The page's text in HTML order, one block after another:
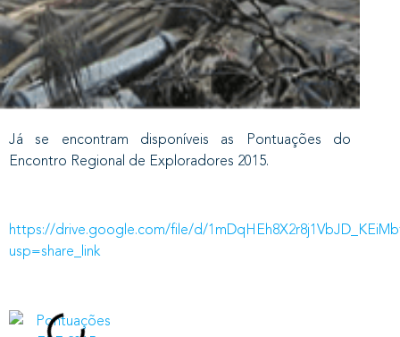
Já se encontram disponíveis as Pontuações do
Encontro Regional de Exploradores 2015.
https://drive.google.com/file/d/
usp=share_link